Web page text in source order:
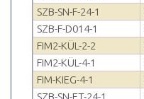
SZB-SN-F-24-1
SZB-F-D014-1
FIM2-KÜL-2-2
FIM2-KÜL-4-1
FIM-KIEG-4-1